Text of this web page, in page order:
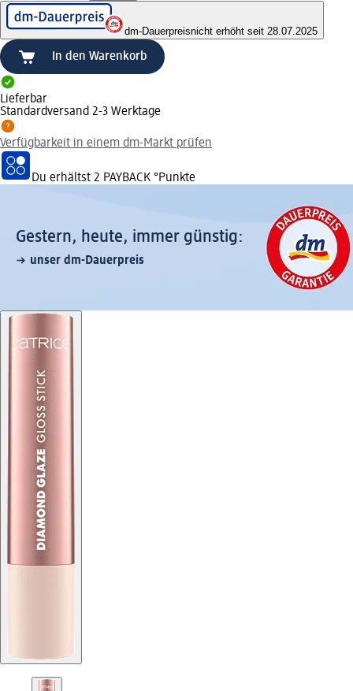
dm-Dauerpreisnicht erhöht seit 28.07.2025
In den Warenkorb
Lieferbar
Standardversand 2-3 Werktage
Verfügbarkeit in einem dm-Markt prüfen
Du erhältst 2 PAYBACK °Punkte
Gestern, heute, immer günstig:
unser dm-Dauerpreis